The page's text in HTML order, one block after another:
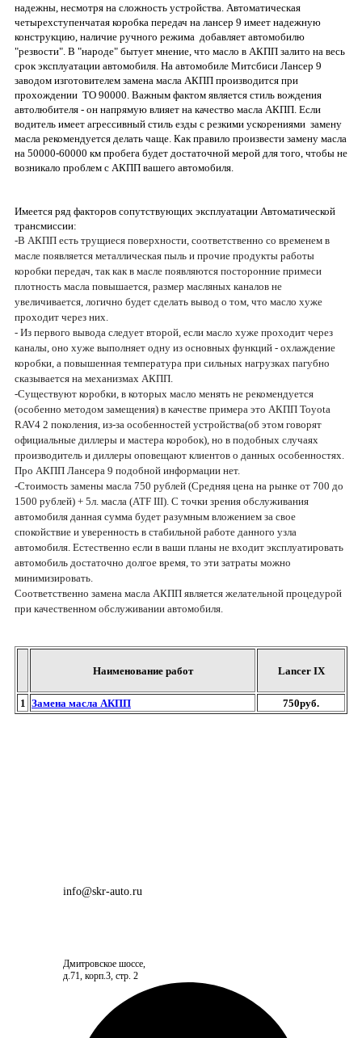
надежны, несмотря на сложность устройства. Автоматическая
четырехступенчатая коробка передач на лансер 9 имеет надежную
конструкцию, наличие ручного режима добавляет автомобилю
"резвости". В "народе" бытует мнение, что масло в АКПП залито на весь
срок эксплуатации автомобиля. На автомобиле Митсбиси Лансер 9
заводом изготовителем замена масла АКПП производится при
прохождении ТО 90000. Важным фактом является стиль вождения
автолюбителя - он напрямую влияет на качество масла АКПП. Если
водитель имеет агрессивный стиль езды с резкими ускорениями замену
масла рекомендуется делать чаще. Как правило произвести замену масла
на 50000-60000 км пробега будет достаточной мерой для того, чтобы не
возникало проблем с АКПП вашего автомобиля.
Имеется ряд факторов сопутствующих эксплуатации Автоматической
трансмиссии:
-В АКПП есть трущиеся поверхности, соответственно со временем в
масле появляется металлическая пыль и прочие продукты работы
коробки передач, так как в масле появляются посторонние примеси
плотность масла повышается, размер масляных каналов не
увеличивается, логично будет сделать вывод о том, что масло хуже
проходит через них.
- Из первого вывода следует второй, если масло хуже проходит через
каналы, оно хуже выполняет одну из основных функций - охлаждение
коробки, а повышенная температура при сильных нагрузках пагубно
сказывается на механизмах АКПП.
-Существуют коробки, в которых масло менять не рекомендуется
(особенно методом замещения) в качестве примера это АКПП Toyota
RAV4 2 поколения, из-за особенностей устройства(об этом говорят
официальные диллеры и мастера коробок), но в подобных случаях
производитель и диллеры оповещают клиентов о данных особенностях.
Про АКПП Лансера 9 подобной информации нет.
-Стоимость замены масла 750 рублей (Средняя цена на рынке от 700 до
1500 рублей) + 5л. масла (ATF III). С точки зрения обслуживания
автомобиля данная сумма будет разумным вложением за свое
спокойствие и уверенность в стабильной работе данного узла
автомобиля. Естественно если в ваши планы не входит эксплуатировать
автомобиль достаточно долгое время, то эти затраты можно
минимизировать.
Соответственно замена масла АКПП является желательной процедурой
при качественном обслуживании автомобиля.
Наименование работ Lancer IX
1 Замена масла АКПП 750руб.
info@skr-auto.ru
Дмитровское шоссе,
д.71, корп.3, стр. 2